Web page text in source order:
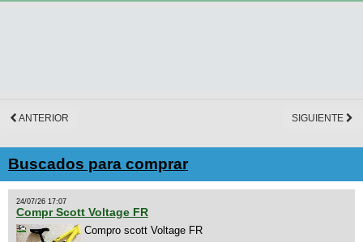
ANTERIOR SIGUIENTE
Buscados para comprar
24/07/26 17:07
Compr Scott Voltage FR
Compro scott Voltage FR